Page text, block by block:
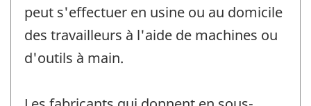
peut s'effectuer en usine ou au domicile
des travailleurs à l'aide de machines ou
d'outils à main.